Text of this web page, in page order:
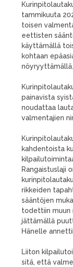
tammikuuta
toisen
eettisten
käyttämällä
kohtaan
painavista
noudattaa
valmentajien
kahdentoista
Rangaistuslaji
rikkeiden
sääntöjen
todettiin muun
jättämällä
Hänelle
Liiton
sitä, että